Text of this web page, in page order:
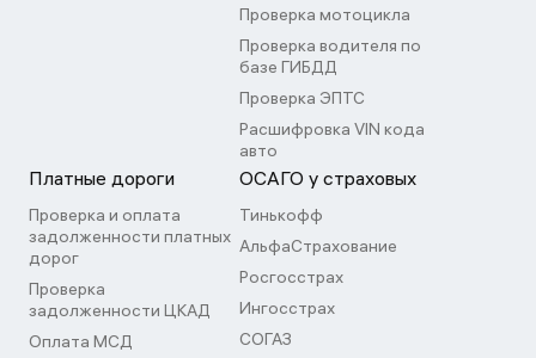
Проверка мотоцикла
Проверка водителя по
базе ГИБДД
Проверка ЭПТС
Расшифровка VIN кода
авто
Платные дороги
Проверка и оплата
задолженности платных
дорог
Проверка
задолженности ЦКАД
Оплата МСД
ОСАГО у страховых
Тинькофф
АльфаСтрахование
Росгосстрах
Ингосстрах
СОГАЗ